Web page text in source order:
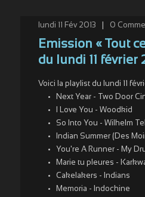
lundi 11 Fév 2013 0
Emission « Tout
du lundi 11 février
Voici la playlist du lundi 11
Next Year - Two Door
I Love You - Woodkid
So Into You - Wilhelm
Indian Summer (Des
You're A Runner - My
Marie tu pleures -
Cakelakers - Indians
Memoria - Indochine